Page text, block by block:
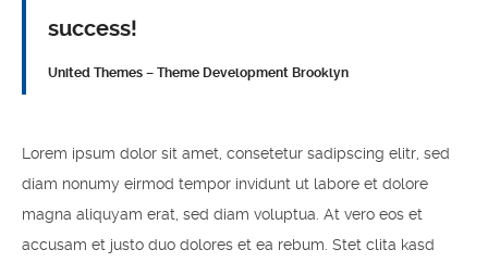
success!
United Themes – Theme Development Brooklyn
Lorem ipsum dolor sit amet, consetetur sadipscing elitr, sed
diam nonumy eirmod tempor invidunt ut labore et dolore
magna aliquyam erat, sed diam voluptua. At vero eos et
accusam et justo duo dolores et ea rebum. Stet clita kasd